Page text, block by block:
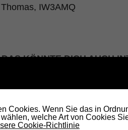
IW3AMQ
DAS KÖNNTE DICH AUCH
Cookies. Wenn Sie das in
welche Art von Cookies
Cookie-Richtlinie